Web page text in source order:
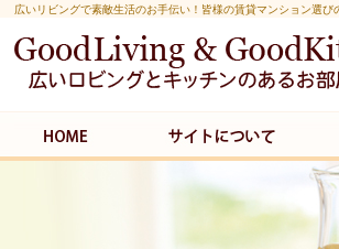
広いリビングで素敵生活のお手伝い！皆様の賃貸マンション選び